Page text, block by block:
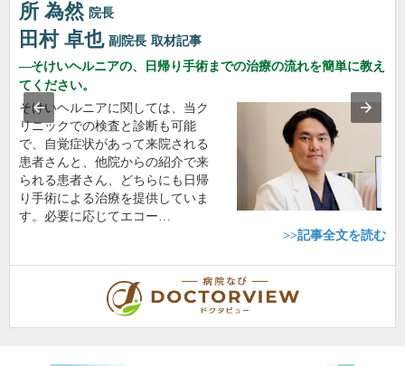
所 為然 院長
田村 卓也 副院長 取材記事
そけいヘルニアの、日帰り手術までの治療の流れを簡単に教え
てください。
そけいヘルニアに関しては、当ク
リニックでの検査と診断も可能
で、自覚症状があって来院される
患者さんと、他院からの紹介で来
られる患者さん、どちらにも日帰
り手術による治療を提供していま
す。必要に応じてエコー…
>>記事全文を読む